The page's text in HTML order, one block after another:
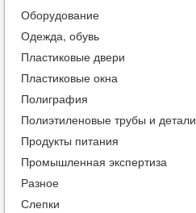
Оборудование
Одежда, обувь
Пластиковые двери
Пластиковые окна
Полиграфия
Полиэтиленовые трубы и детали
Продукты питания
Промышленная экспертиза
Разное
Слепки